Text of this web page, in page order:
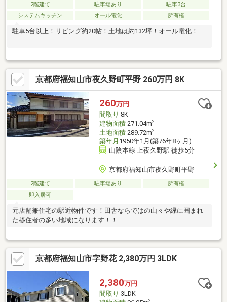
2階建て 駐車場あり
駐車3台
システムキッチン
オール電化 所有権
駐車5台以上！リビング約20帖！土地は約132坪！オール電化！
京都府福知山市夜久野町平野 260万円 8K
260万円
間取り 8K
建物面積271.04m2
土地面積289.72m2
築年月 1950年1月(築76年8ヶ月)
山陰本線 上夜久野駅 徒歩5分
京都府福知山市夜久野町平野
2階建て 駐車場あり
所有権
即入居可
元店舗兼住宅の駅近物件です！田舎ならではの山々や緑に囲まれ
た移住者の多い地域になります！！
京都府福知山市字野花 2,380万円 3LDK
2,380万円
間取り 3LDK